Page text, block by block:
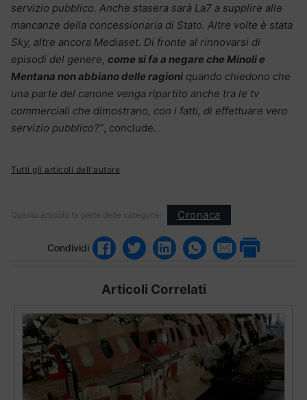
servizio pubblico. Anche stasera sarà La7 a supplire alle
mancanze della concessionaria di Stato. Altre volte è stata
Sky, altre ancora Mediaset. Di fronte al rinnovarsi di
episodi del genere, come si fa a negare che Minoli e
Mentana non abbiano delle ragioni quando chiedono che
una parte del canone venga ripartito anche tra le tv
commerciali che dimostrano, con i fatti, di effettuare vero
servizio pubblico?”, conclude.
Tutti gli articoli dell'autore
Questo articolo fa parte delle categorie: Cronaca
Condividi
Articoli Correlati